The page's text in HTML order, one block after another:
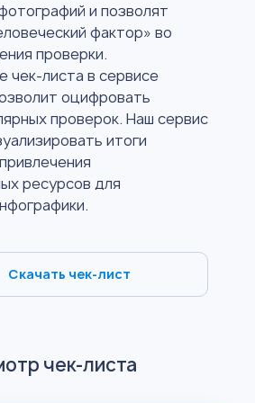
и позволят
фактор» во
проверки.
чек-листа в сервисе
оцифровать
проверок. Наш сервис
итоги
ресурсов для
Скачать чек-лист
чек-листа